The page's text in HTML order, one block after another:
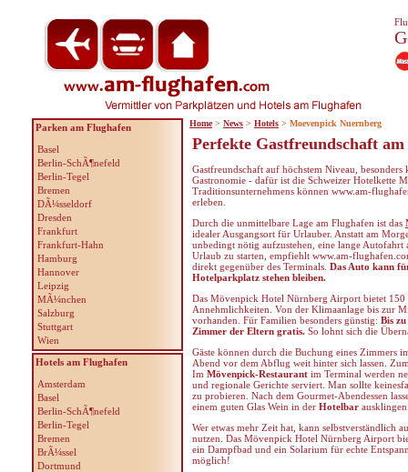
Perfekte Gastfreundschaft
Gastfreundschaft auf höchstem Niveau,
Gastronomie - dafür ist die Schweizer Hotelkette
Traditionsunternehmens können www.am-
erleben.
Durch die unmittelbare Lage am Flughafen ist das
idealer Ausgangsort für Urlauber. Anstatt am
unbedingt nötig aufzustehen, eine lange Autofahrt
Urlaub zu starten, empfiehlt www.am-
direkt gegenüber des Terminals. Das Auto kann
Hotelparkplatz stehen bleiben.
Das Mövenpick Hotel Nürnberg Airport bietet
Annehmlichkeiten. Von der Klimaanlage bis zur
vorhanden. Für Familien besonders günstig: Bis
Zimmer der Eltern gratis. So lohnt sich die
Gäste können durch die Buchung eines Zimmers
Abend vor dem Abflug weit hinter sich lassen.
Im Mövenpick-Restaurant im Terminal werden
und regionale Gerichte serviert. Man sollte
zu probieren. Nach dem Gourmet-Abendessen
einem guten Glas Wein in der Hotelbar
Wer etwas mehr Zeit hat, kann selbstverständlich
nutzen. Das Mövenpick Hotel Nürnberg Airport
ein Dampfbad und ein Solarium für echte
möglich!
Parken am Flughafen
Basel
Berlin-SchÃ¶nefeld
Berlin-Tegel
Bremen
DÃ¼sseldorf
Dresden
Frankfurt
Frankfurt-Hahn
Hamburg
Hannover
Leipzig
MÃ¼nchen
Salzburg
Stuttgart
Wien
Hotels am Flughafen
Amsterdam
Basel
Berlin-SchÃ¶nefeld
Berlin-Tegel
Bremen
BrÃ¼ssel
Dortmund
Home > News > Hotels > Moevenpick Nuernberg